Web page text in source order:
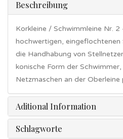
Beschreibung
Korkleine / Schwimmleine Nr.
hochwertigen, eingeflochtenen
die Handhabung von
konische Form der
Netzmaschen an der
Aditional Information
Schlagworte